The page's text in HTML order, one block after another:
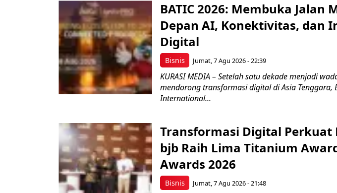
Bisnis
BATIC 2026: Membuka Jalan
Depan AI, Konektivitas, dan
Digital
Jumat, 7 Agu 2026 - 22:39
KURASI MEDIA – Setelah satu dekade menjadi
mendorong transformasi digital di Asia Tenggara,
International...
Bisnis
Transformasi Digital Perkuat
bjb Raih Lima Titanium
Awards 2026
Jumat, 7 Agu 2026 - 21:48